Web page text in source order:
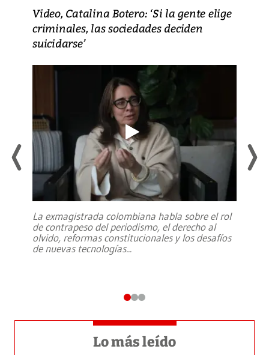
Video, Catalina Botero: ‘Si la gente elige
criminales, las sociedades deciden
suicidarse’
La exmagistrada colombiana habla sobre el rol
de contrapeso del periodismo, el derecho al
olvido, reformas constitucionales y los desafíos
de nuevas tecnologías...
Lo más leído